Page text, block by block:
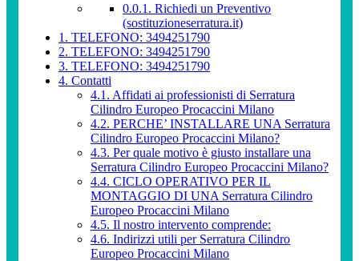
0.0.1. Richiedi un Preventivo
(sostituzioneserratura.it)
1. TELEFONO: 3494251790
2. TELEFONO: 3494251790
3. TELEFONO: 3494251790
4. Contatti
4.1. Affidati ai professionisti di Serratura
Cilindro Europeo Procaccini Milano
4.2. PERCHE’ INSTALLARE UNA Serratura
Cilindro Europeo Procaccini Milano?
4.3. Per quale motivo è giusto installare una
Serratura Cilindro Europeo Procaccini Milano?
4.4. CICLO OPERATIVO PER IL
MONTAGGIO DI UNA Serratura Cilindro
Europeo Procaccini Milano
4.5. Il nostro intervento comprende:
4.6. Indirizzi utili per Serratura Cilindro
Europeo Procaccini Milano